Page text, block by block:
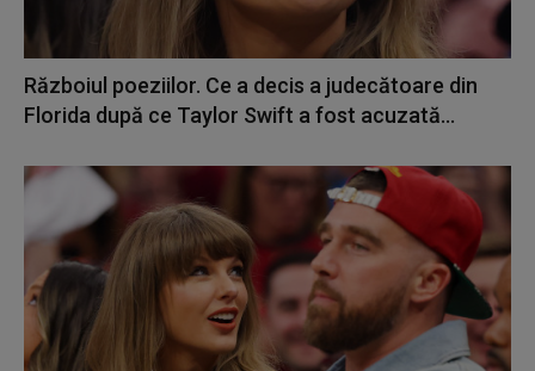
Războiul poeziilor. Ce a decis a judecătoare din
Florida după ce Taylor Swift a fost acuzată...